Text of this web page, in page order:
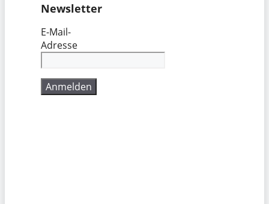
Newsletter
E-Mail-
Adresse